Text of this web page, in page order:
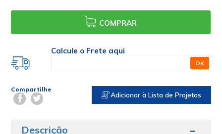
COMPRAR
Calcule o Frete aqui
OK
Compartilhe
Adicionar à Lista de Projetos
Descrição